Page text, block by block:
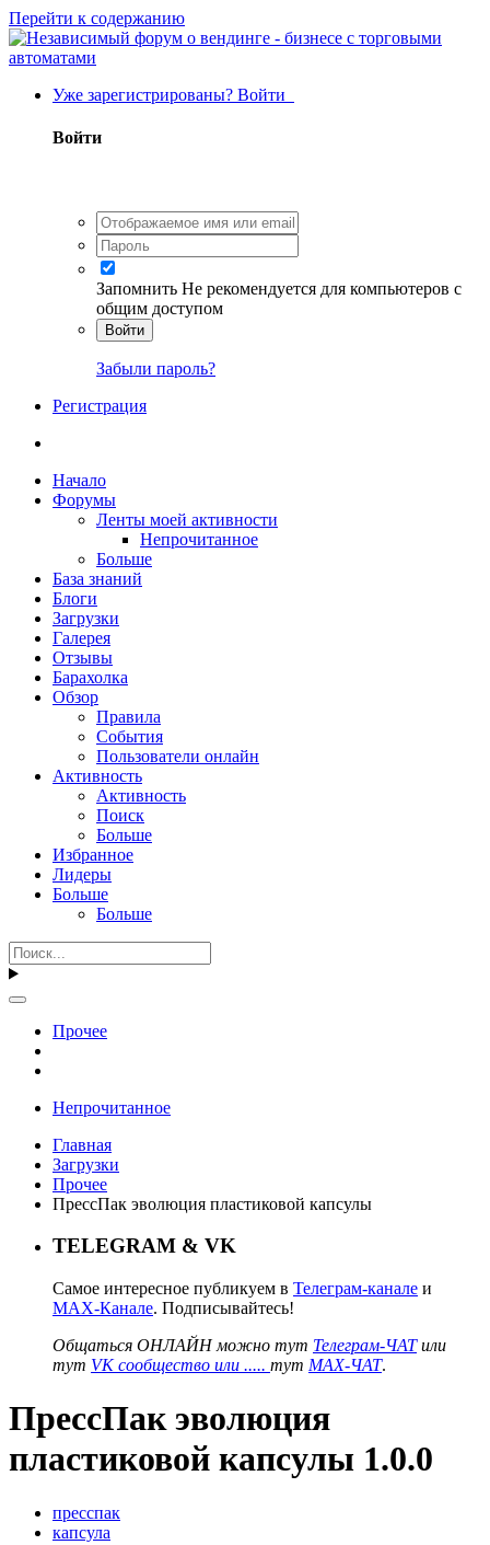
Перейти к содержанию
Уже зарегистрированы? Войти
Войти
Запомнить Не рекомендуется для компьютеров с
общим доступом
Войти
Забыли пароль?
Регистрация
Начало
Форумы
Ленты моей активности
Непрочитанное
Больше
База знаний
Блоги
Загрузки
Галерея
Отзывы
Барахолка
Обзор
Правила
События
Пользователи онлайн
Активность
Активность
Поиск
Больше
Избранное
Лидеры
Больше
Больше
Прочее
Непрочитанное
Главная
Загрузки
Прочее
ПрессПак эволюция пластиковой капсулы
TELEGRAM & VK
Самое интересное публикуем в Телеграм-канале и
MAX-Канале. Подписывайтесь!
Общаться ОНЛАЙН можно тут Телеграм-ЧАТили
тут VK сообщество или ..... тут MAX-ЧАТ.
ПрессПак эволюция
пластиковой капсулы 1.0.0
пресспак
капсула